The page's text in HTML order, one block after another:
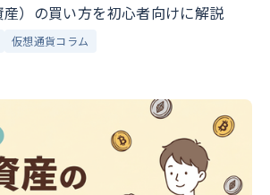
）の買い方を初心者向けに解説
仮想通貨コラム